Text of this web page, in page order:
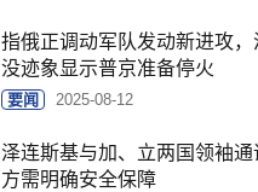
指俄正调动军队发动新进攻，
没迹象显示普京准备停火
要闻 2025-08-12
泽连斯基与加、立两国领袖通
方需明确安全保障